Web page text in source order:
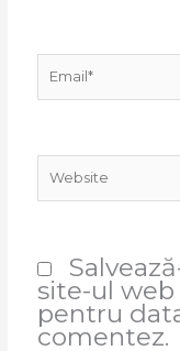
Email*
Website
site-ul
pentru
comentez.